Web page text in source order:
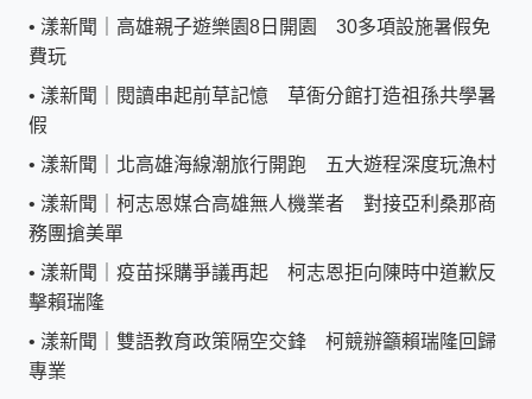
• 漾新聞｜高雄親子遊樂園8日開園 30多項設施暑假免
費玩
• 漾新聞｜閱讀串起前草記憶 草衙分館打造祖孫共學暑
假
• 漾新聞｜北高雄海線潮旅行開跑 五大遊程深度玩漁村
• 漾新聞｜柯志恩媒合高雄無人機業者 對接亞利桑那商
務團搶美單
• 漾新聞｜疫苗採購爭議再起 柯志恩拒向陳時中道歉反
擊賴瑞隆
• 漾新聞｜雙語教育政策隔空交鋒 柯競辦籲賴瑞隆回歸
專業